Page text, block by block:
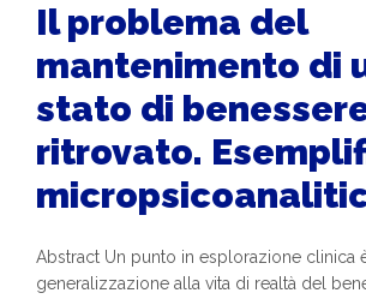
Il problema del
mantenimento di
stato di
ritrovato.
Abstract Un punto in esplorazione clinica
generalizzazione alla vita di realtà del